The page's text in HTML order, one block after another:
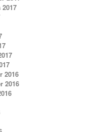
2016
2016